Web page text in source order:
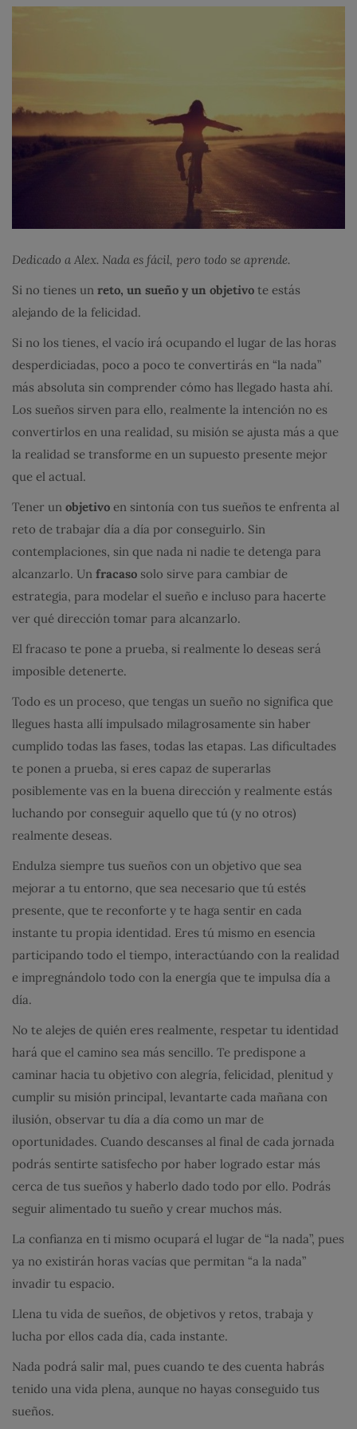
Dedicado a Alex. Nada es fácil, pero todo se aprende.
Si no tienes un reto, un sueño y un objetivo te estás
alejando de la felicidad.
Si no los tienes, el vacío irá ocupando el lugar de las horas
desperdiciadas, poco a poco te convertirás en “la nada”
más absoluta sin comprender cómo has llegado hasta ahí.
Los sueños sirven para ello, realmente la intención no es
convertirlos en una realidad, su misión se ajusta más a que
la realidad se transforme en un supuesto presente mejor
que el actual.
Tener un objetivo en sintonía con tus sueños te enfrenta al
reto de trabajar día a día por conseguirlo. Sin
contemplaciones, sin que nada ni nadie te detenga para
alcanzarlo. Un fracaso solo sirve para cambiar de
estrategia, para modelar el sueño e incluso para hacerte
ver qué dirección tomar para alcanzarlo.
El fracaso te pone a prueba, si realmente lo deseas será
imposible detenerte.
Todo es un proceso, que tengas un sueño no significa que
llegues hasta allí impulsado milagrosamente sin haber
cumplido todas las fases, todas las etapas. Las dificultades
te ponen a prueba, si eres capaz de superarlas
posiblemente vas en la buena dirección y realmente estás
luchando por conseguir aquello que tú (y no otros)
realmente deseas.
Endulza siempre tus sueños con un objetivo que sea
mejorar a tu entorno, que sea necesario que tú estés
presente, que te reconforte y te haga sentir en cada
instante tu propia identidad. Eres tú mismo en esencia
participando todo el tiempo, interactúando con la realidad
e impregnándolo todo con la energía que te impulsa día a
día.
No te alejes de quién eres realmente, respetar tu identidad
hará que el camino sea más sencillo. Te predispone a
caminar hacia tu objetivo con alegría, felicidad, plenitud y
cumplir su misión principal, levantarte cada mañana con
ilusión, observar tu día a día como un mar de
oportunidades. Cuando descanses al final de cada jornada
podrás sentirte satisfecho por haber logrado estar más
cerca de tus sueños y haberlo dado todo por ello. Podrás
seguir alimentado tu sueño y crear muchos más.
La confianza en ti mismo ocupará el lugar de “la nada”, pues
ya no existirán horas vacías que permitan “a la nada”
invadir tu espacio.
Llena tu vida de sueños, de objetivos y retos, trabaja y
lucha por ellos cada día, cada instante.
Nada podrá salir mal, pues cuando te des cuenta habrás
tenido una vida plena, aunque no hayas conseguido tus
sueños.